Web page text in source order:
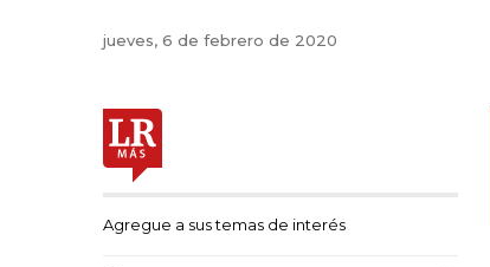
jueves, 6 de febrero de 2020
Agregue a sus temas de interés